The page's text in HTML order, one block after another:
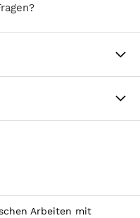
Arbeiten mit